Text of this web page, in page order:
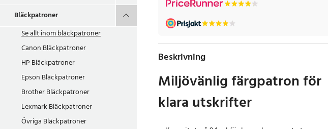
Bläckpatroner
Se allt inombläckpatroner
Canon Bläckpatroner
HP Bläckpatroner
Epson Bläckpatroner
Brother Bläckpatroner
Lexmark Bläckpatroner
Övriga Bläckpatroner
Beskrivning
Miljövänlig färgpatron för
klara utskrifter